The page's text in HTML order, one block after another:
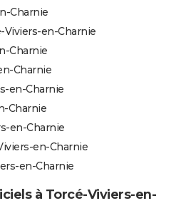
Charnie
Viviers-en-Charnie
Charnie
Charnie
en-Charnie
Charnie
en-Charnie
en-Charnie
en-Charnie
à Torcé-Viviers-en-